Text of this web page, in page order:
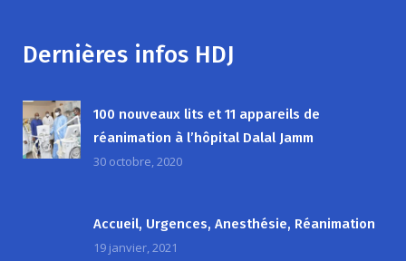
Dernières infos HDJ
100 nouveaux lits et 11 appareils de
réanimation à l’hôpital Dalal Jamm
30 octobre, 2020
Accueil, Urgences, Anesthésie, Réanimation
19 janvier, 2021